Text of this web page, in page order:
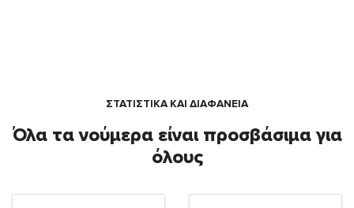
ΣΤΑΤΙΣΤΙΚΑ ΚΑΙ ΔΙΑΦΑΝΕΙΑ
Όλα τα νούμερα είναι προσβάσιμα για
όλους